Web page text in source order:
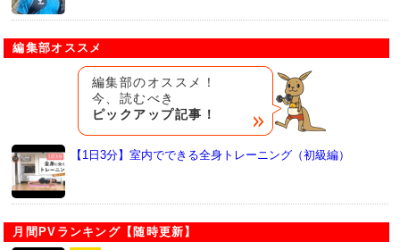
編集部オススメ
編集部のオススメ！
今、読むべき
ピックアップ記事！
【1日3分】室内でできる全身トレーニング（初級編）
月間PVランキング【随時更新】